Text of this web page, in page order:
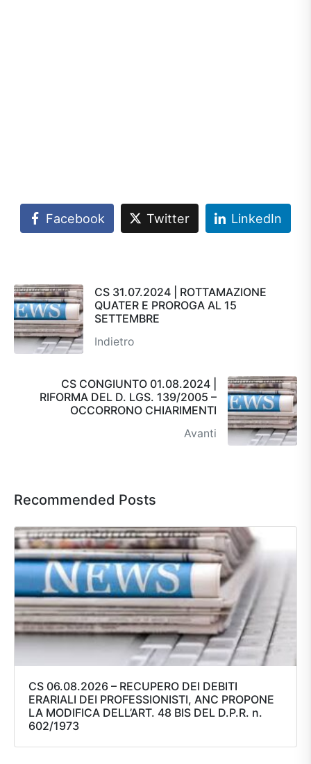
Facebook Twitter LinkedIn
CS 31.07.2024 | ROTTAMAZIONE
QUATER E PROROGA AL 15
SETTEMBRE
Indietro
CS CONGIUNTO 01.08.2024 |
RIFORMA DEL D. LGS. 139/2005 –
OCCORRONO CHIARIMENTI
Avanti
Recommended Posts
CS 06.08.2026 – RECUPERO DEI DEBITI
ERARIALI DEI PROFESSIONISTI, ANC PROPONE
LA MODIFICA DELL’ART. 48 BIS DEL D.P.R. n.
602/1973